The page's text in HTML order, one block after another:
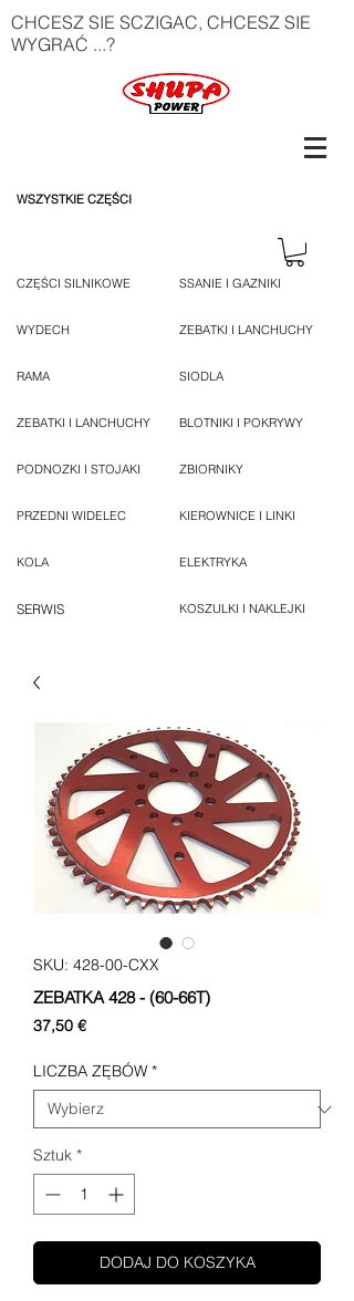
CHCESZ SIE SCZIGAC, CHCESZ SIE
WYGRAĆ ...?
WSZYSTKIE CZĘŚCI
CZĘŚCI SILNIKOWE
WYDECH
RAMA
ZEBATKI I LANCHUCHY
PODNOZKI I STOJAKI
PRZEDNI WIDELEC
KOLA
SERWIS
SSANIE I GAZNIKI
ZEBATKI I LANCHUCHY
SIODLA
BLOTNIKI I POKRYWY
ZBIORNIKY
KIEROWNICE I LINKI
ELEKTRYKA
KOSZULKI I NAKLEJKI
SKU: 428-00-CXX
ZEBATKA 428 - (60-66T)
37,50 €Cena
LICZBA ZĘBÓW *
Sztuk *
DODAJ DO KOSZYKA